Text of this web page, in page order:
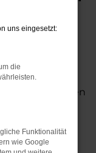
für alle in
modernes
und der
Neuwagen,
zu
längere
Fahrkomfort,
uns eingesetzt:
die
Funktionalität
wie Google